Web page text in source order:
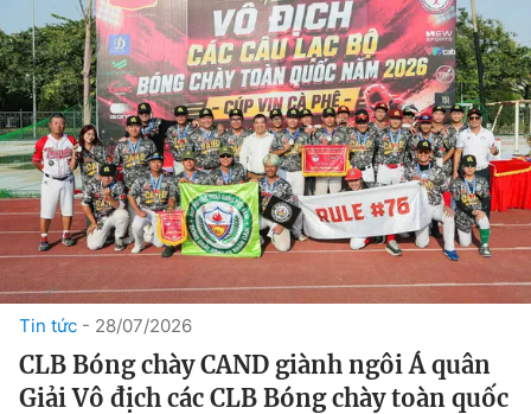
Tin tức 28/07/2026
CLB Bóng chày CAND giành ngôi Á quân
Giải Vô địch các CLB Bóng chày toàn quốc